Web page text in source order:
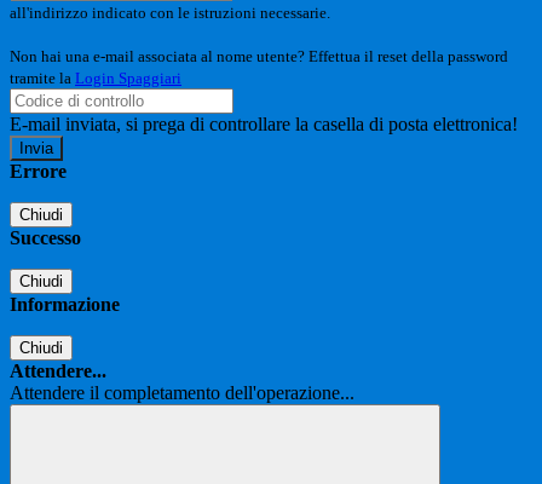
all'indirizzo indicato con le istruzioni necessarie.
Non hai una e-mail associata al nome utente? Effettua il reset della password
tramite la Login Spaggiari
E-mail inviata, si prega di controllare la casella di posta elettronica!
Errore
Chiudi
Successo
Chiudi
Informazione
Chiudi
Attendere...
Attendere il completamento dell'operazione...